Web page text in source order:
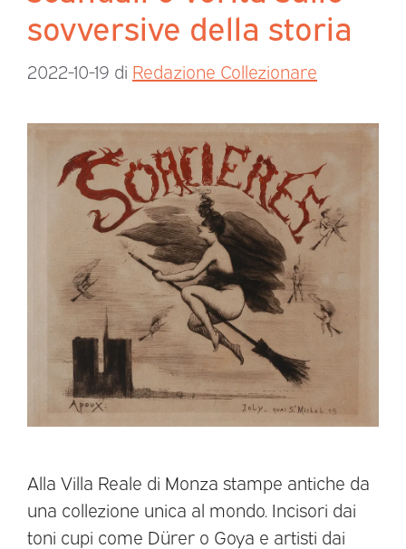
sovversive della storia
2022-10-19 di Redazione Collezionare
Alla Villa Reale di Monza stampe antiche da
una collezione unica al mondo. Incisori dai
toni cupi come Dürer o Goya e artisti dai